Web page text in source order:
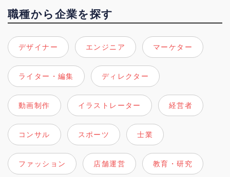
職種から企業を探す
デザイナー エンジニア マーケター
ライター・編集 ディレクター
動画制作 イラストレーター 経営者
コンサル スポーツ 士業
ファッション 店舗運営 教育・研究